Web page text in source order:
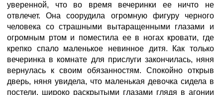
уверенной, что во время вечеринки ее ничто не
отвлечет. Она соорудила огромную фигуру черного
человека со страшными вытаращенными глазами и
огромным ртом и поместила ее в ногах кровати, где
крепко спало маленькое невинное дитя. Как только
вечеринка в комнате для прислуги закончилась, няня
вернулась к своим обязанностям. Спокойно открыв
дверь, няня увидела, что маленькая девочка сидела в
постели, широко раскрытыми глазами глядя в агонии